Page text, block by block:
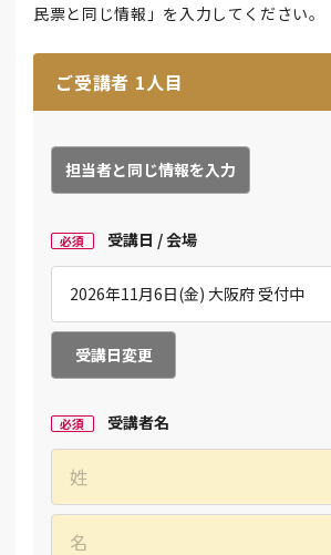
民票と同じ情報」を入力してください。
ご受講者 1人目
担当者と同じ情報を入力
必須 受講日 / 会場
受講日変更
必須 受講者名